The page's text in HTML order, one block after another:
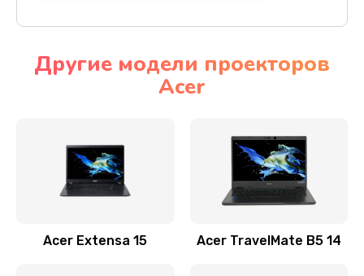
Настройка BIOS
Замена видеочипа
Заказать
Другие модели проекторов
Acer
Acer Extensa 15 Acer TravelMate B5 14